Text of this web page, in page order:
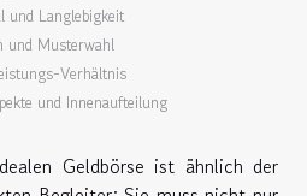
und Langlebigkeit
und Musterwahl
Verhältnis
und Innenaufteilung
Geldbörse ist ähnlich der